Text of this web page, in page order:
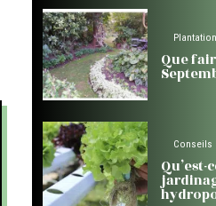
Plantation
Que
Conseils
Qu’est-